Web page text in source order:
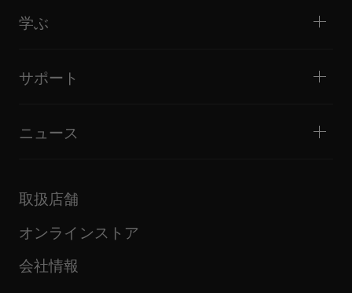
モニタースピーカー
ポータブルDJスピーカー
バトル / パフォーマンス
音楽制作
チュートリアル
ヒント・テクニック
カルチャー
ドキュメンタリー
学ぶ
DJスクール
Open format/Hip Hop DJにお勧めの製品
サポート
サポートゲートウェイを見る
ファームウェア・ドライバのダウンロード
FAQ
コミュニティフォーラム
サービス、修理、保証
ニュース
企業情報
その他
取扱店舗
オンラインストア
会社情報